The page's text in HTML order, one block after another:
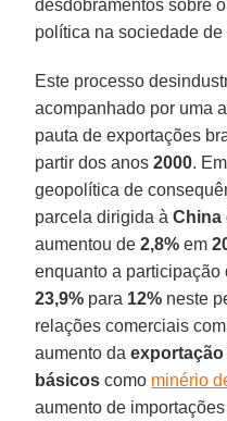
desdobramentos sobre
política na sociedade
Este processo
acompanhado por uma
pauta de exportações
partir dos anos2000.
geopolítica de
parcela dirigida àChina
aumentou de2,8% em
enquanto a participação
23,9% para 12% neste
relações comerciais
aumento da
básicos como minério
aumento de